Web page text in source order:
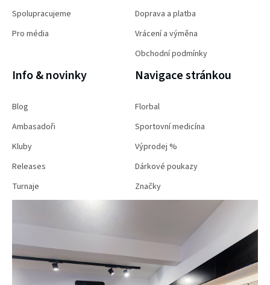
Spolupracujeme
Pro média
Doprava a platba
Vrácení a výměna
Obchodní podmínky
Info & novinky
Blog
Ambasadoři
Kluby
Releases
Turnaje
Navigace stránkou
Florbal
Sportovní medicína
Výprodej %
Dárkové poukazy
Značky